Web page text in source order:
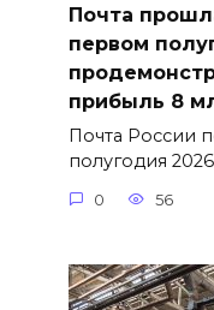
Почта
первом
прибыль 8
Почта России
полугодия 2026
0 56